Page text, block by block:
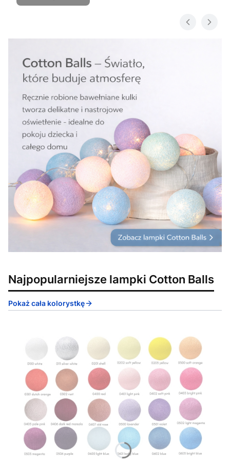
Najpopularniejsze lampki Cotton Balls
Pokaż cała kolorystkę